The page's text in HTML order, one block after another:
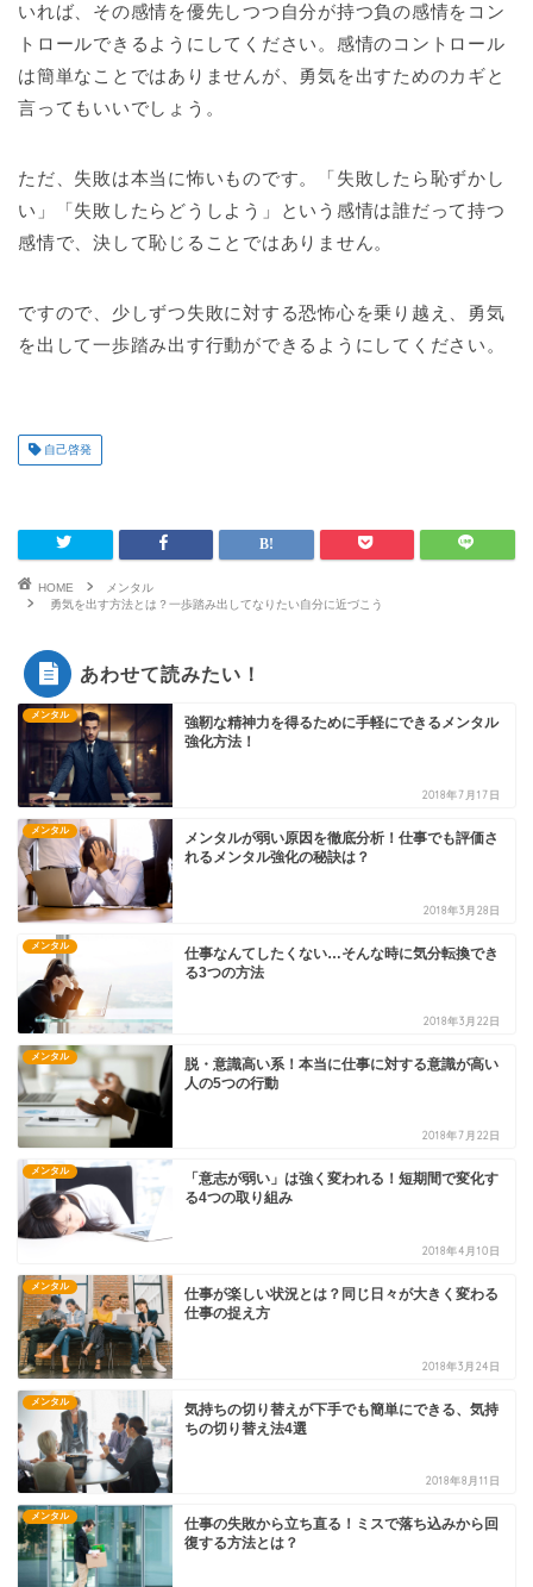
いれば、その感情を優先しつつ自分が持つ負の感情をコン
トロールできるようにしてください。感情のコントロール
は簡単なことではありませんが、勇気を出すためのカギと
言ってもいいでしょう。
ただ、失敗は本当に怖いものです。「失敗したら恥ずかし
い」「失敗したらどうしよう」という感情は誰だって持つ
感情で、決して恥じることではありません。
ですので、少しずつ失敗に対する恐怖心を乗り越え、勇気
を出して一歩踏み出す行動ができるようにしてください。
自己啓発
HOME
メンタル
勇気を出す方法とは？一歩踏み出してなりたい自分に近づこう
あわせて読みたい！
メンタル
強靭な精神力を得るために手軽にできるメンタル
強化方法！
2018年7月17日
メンタル
メンタルが弱い原因を徹底分析！仕事でも評価さ
れるメンタル強化の秘訣は？
2018年3月28日
メンタル
仕事なんてしたくない…そんな時に気分転換でき
る3つの方法
2018年3月22日
メンタル
脱・意識高い系！本当に仕事に対する意識が高い
人の5つの行動
2018年7月22日
メンタル
「意志が弱い」は強く変われる！短期間で変化す
る4つの取り組み
2018年4月10日
メンタル
仕事が楽しい状況とは？同じ日々が大きく変わる
仕事の捉え方
2018年3月24日
メンタル
気持ちの切り替えが下手でも簡単にできる、気持
ちの切り替え法4選
2018年8月11日
メンタル
仕事の失敗から立ち直る！ミスで落ち込みから回
復する方法とは？